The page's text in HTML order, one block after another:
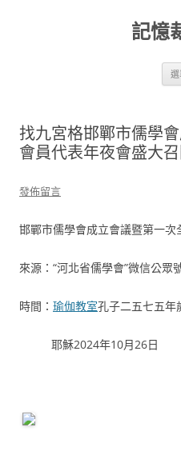
記憶
找九宮格邯鄲市儒學
會員代表年夜會盛大
發佈留言
邯鄲市儒學會成立會議暨第一
來源：“河北省儒學會”微信公眾
時間： 瑜伽教室孔子二五七五年
耶穌2024年10月26日